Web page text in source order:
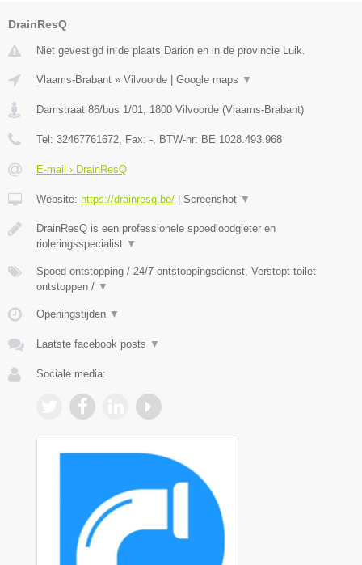
DrainResQ
Niet gevestigd in de plaats Darion en in de provincie Luik.
Vlaams-Brabant » Vilvoorde | Google maps ▼
Damstraat 86/bus 1/01 1800 Vilvoorde (Vlaams-Brabant)
Tel: 32467761672 , Fax: - , BTW-nr: BE 1028.493.968
E-mail › DrainResQ
Website: https://drainresq.be/ | Screenshot ▼
DrainResQ is een professionele spoedloodgieter en
rioleringsspecialist ▼
Spoed ontstopping / 24/7 ontstoppingsdienst, Verstopt toilet
ontstoppen / ▼
Openingstijden ▼
Laatste facebook posts ▼
Sociale media: